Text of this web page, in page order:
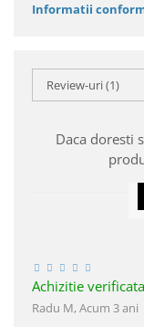
Informatii
Review-uri(1)
Daca doresti
Achizitie verificata
Radu M,Acum 3 ani